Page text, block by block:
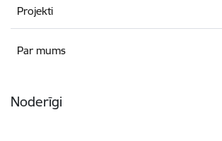
Projekti
Par mums
Noderīgi